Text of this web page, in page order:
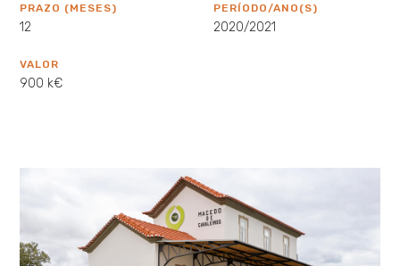
PRAZO (MESES)
12
PERÍODO/ANO(S)
2020/2021
VALOR
900 k€